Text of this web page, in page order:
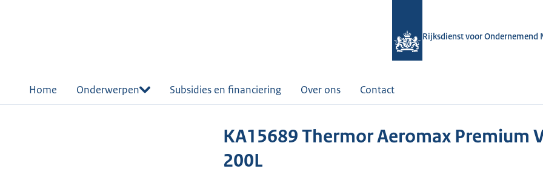
Rijksdienst voor Ondernemend
Home Onderwerpen Subsidies en financiering Over ons Contact
KA15689 Thermor Aeromax Premium
200L